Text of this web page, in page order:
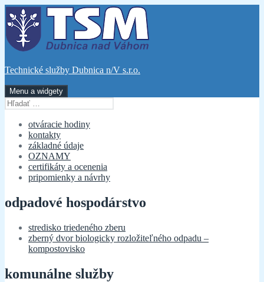
Preskočiť
na
obsah
Technické služby Dubnica n/V s.r.o.
Menu a widgety
Hľadať:
otváracie hodiny
kontakty
základné údaje
OZNAMY
certifikáty a ocenenia
pripomienky a návrhy
odpadové hospodárstvo
stredisko triedeného zberu
zberný dvor biologicky rozložiteľného odpadu –
kompostovisko
komunálne služby